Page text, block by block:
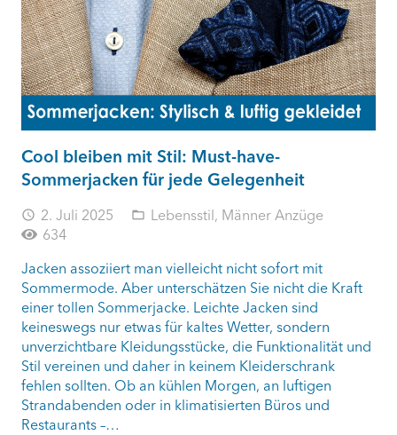
Cool bleiben mit Stil: Must-have-
Sommerjacken für jede Gelegenheit
access_time 2. Juli 2025 folder_open Lebensstil, Männer Anzüge
634
Jacken assoziiert man vielleicht nicht sofort mit
Sommermode. Aber unterschätzen Sie nicht die Kraft
einer tollen Sommerjacke. Leichte Jacken sind
keineswegs nur etwas für kaltes Wetter, sondern
unverzichtbare Kleidungsstücke, die Funktionalität und
Stil vereinen und daher in keinem Kleiderschrank
fehlen sollten. Ob an kühlen Morgen, an luftigen
Strandabenden oder in klimatisierten Büros und
Restaurants –…